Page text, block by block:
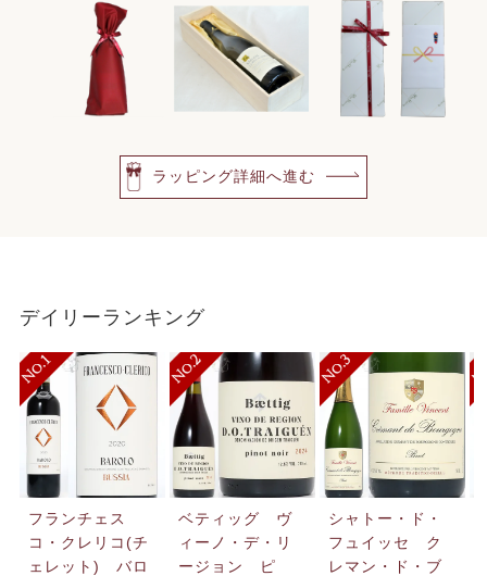
ラッピング詳細へ進む
デイリーランキング
フランチェス
コ・クレリコ(チ
ェレット) バロ
ベティッグ ヴ
ィーノ・デ・リ
ージョン ピ
シャトー・ド・
フュイッセ ク
レマン・ド・ブ